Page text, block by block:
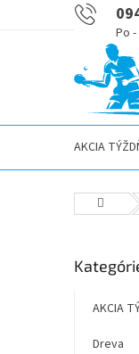
AKCIA
o
Preskočiť
AKCIA
Dreva